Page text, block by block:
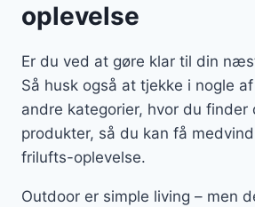
oplevelse
Er du ved at gøre klar til din
Så husk også at tjekke i nogle
andre kategorier, hvor du finder
produkter, så du kan få
frilufts-oplevelse.
Outdoor er simple living – men